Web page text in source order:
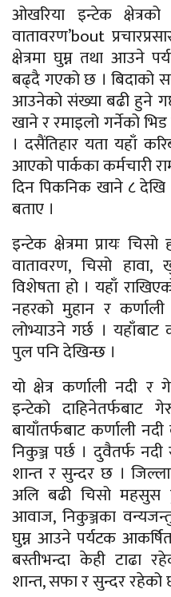
ओखरिया इन्टेक
वातावरण’bout
क्षेत्रमा घुम्न तथा आउने
बढ्दै गएको छ । बिदाको
आउनेको संख्या बढी हुने
खाने र रमाइलो गर्नेको
। दसैंतिहार यता यहाँ
आएको पार्कका कर्मचारी
दिन पिकनिक खाने ८
बताए ।
इन्टेक क्षेत्रमा प्रायः
वातावरण, चिसो
विशेषता हो । यहाँ
नहरको मुहान र
लोभ्याउने गर्छ ।
पुल पनि देखिन्छ ।
यो क्षेत्र कर्णाली नदी र
इन्टेको
बायाँतर्फबाट कर्णाली
निकुञ्ज पर्छ । दुवैतर्फ
शान्त र सुन्दर छ ।
अलि बढी चिसो
आवाज, निकुञ्जका
घुम्न आउने पर्यटक
बस्तीभन्दा केही टाढा
शान्त, सफा र सुन्दर रहेको